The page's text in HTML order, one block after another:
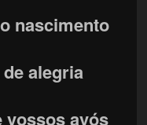
nascimento
alegria
vossos avós